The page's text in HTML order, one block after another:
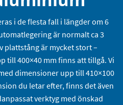
i de flesta fall i längder om 6
är normalt ca 3
plattstång är mycket stort –
till 400×40 mm finns att tillgå. Vi
dimensioner upp till 410×100
du letar efter, finns det även
verktyg med önskad